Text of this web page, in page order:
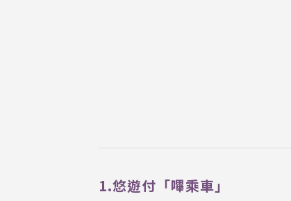
1.悠遊付「嗶乘車」